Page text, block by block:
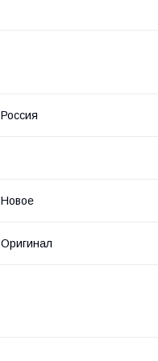
Россия
Новое
Оригинал